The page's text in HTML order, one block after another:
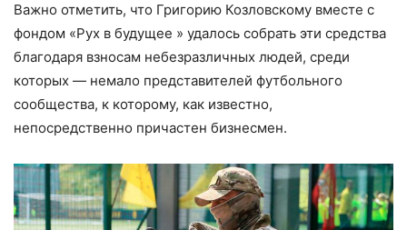
Важно отметить, что Григорию Козловскому вместе с
фондом «Рух в будущее » удалось собрать эти средства
благодаря взносам небезразличных людей, среди
которых — немало представителей футбольного
сообщества, к которому, как известно,
непосредственно причастен бизнесмен.